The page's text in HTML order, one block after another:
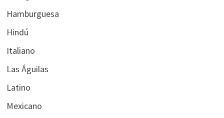
Hamburguesa
Hindú
Italiano
Las Águilas
Latino
Mexicano